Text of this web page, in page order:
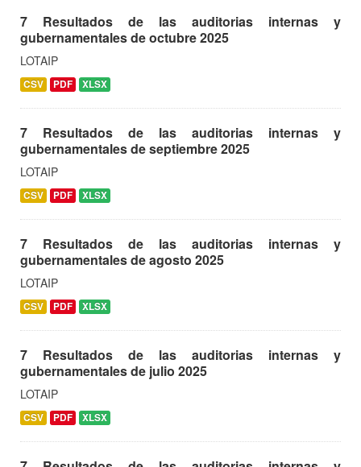
7 Resultados de las auditorias internas y
gubernamentales de octubre 2025
LOTAIP
CSV PDF XLSX
7 Resultados de las auditorias internas y
gubernamentales de septiembre 2025
LOTAIP
CSV PDF XLSX
7 Resultados de las auditorias internas y
gubernamentales de agosto 2025
LOTAIP
CSV PDF XLSX
7 Resultados de las auditorias internas y
gubernamentales de julio 2025
LOTAIP
CSV PDF XLSX